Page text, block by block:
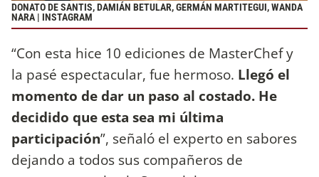
DONATO DE SANTIS, DAMIÁN BETULAR, GERMÁN MARTITEGUI, WANDA
NARA | INSTAGRAM
“Con esta hice 10 ediciones de MasterChef y
la pasé espectacular, fue hermoso. Llegó el
momento de dar un paso al costado. He
decidido que esta sea mi última
participación”, señaló el experto en sabores
dejando a todos sus compañeros de